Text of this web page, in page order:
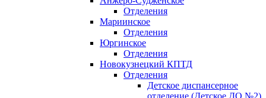
Отделения
Мариинское
Отделения
Юргинское
Отделения
Новокузнецкий КПТД
Отделения
Детское диспансерное
отделение (Детское ДО №2)